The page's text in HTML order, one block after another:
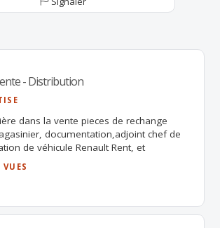
- Distribution
dans la vente pieces de rechange
documentation,adjoint chef de
de véhicule Renault Rent, et
service Total , je suis donc a votre
une nouvelle experience.